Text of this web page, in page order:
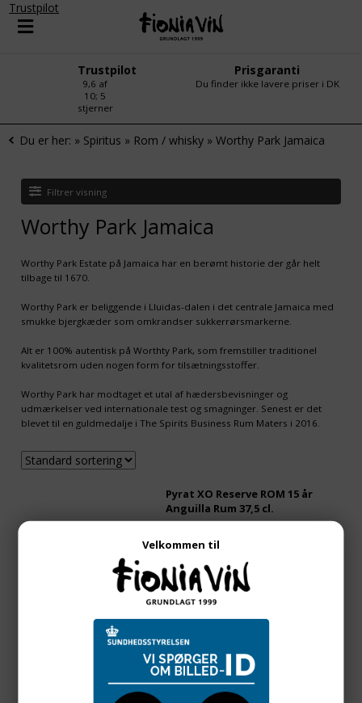
Velkommen til
Trustpilot
Trustpilot
9,6 af
10; 5
stjerner
Prisgaranti
Du finder ikke lavere priser i DK
Du er her: » Spiritus » Rom / whisky »Worthy Park Jamaica
Filtrer visning
Worthy Park Jamaica
Worthy Park Estate på Jamaica har en berømt historie der går helt
tilbage til 1670.
Worthy Park er beliggende i Lluidas-dalen i det centrale Jamaica med
smukke bjergkæder som omkrandser sukkerrørsmarkerne.
Alt er 100% autentisk på Worthty Park, som fremstiller traditionel
kvalitetsrom uden nogen form for tilsætningsstoffer.
Worthy Park har modtaget et utal af hædersbevisninger og
udmærkelser ved internationale test og smagninger. Senest er det
blevet til en guldmedalje i The Spirits Business Rum Maters i 2016.
Pyrat XO Reserve ROM 15 år
Anguilla Rum 37,5 cl.
200,00
Worthy Park Rom, Rumbar Gold
4 år, 40%